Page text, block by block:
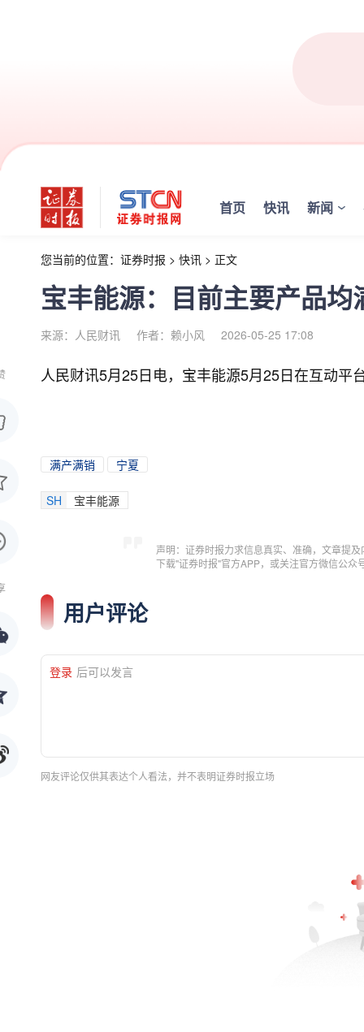
首页 快讯 新闻
您当前的位置： 证券时报 > 快讯 > 正文
宝丰能源：目前主要产品
来源：人民财讯 作者：赖小风 2026-05-25 17:08
人民财讯5月25日电， 宝丰能源5月25日在互动平
满产满销 宁夏
SH 宝丰能源
声明：证券时报力求信息真实、准确，文章提
下载"证券时报"官方APP，或关注官方微信公
用户评论
登录 后可以发言
网友评论仅供其表达个人看法，并不表明证券时报立场